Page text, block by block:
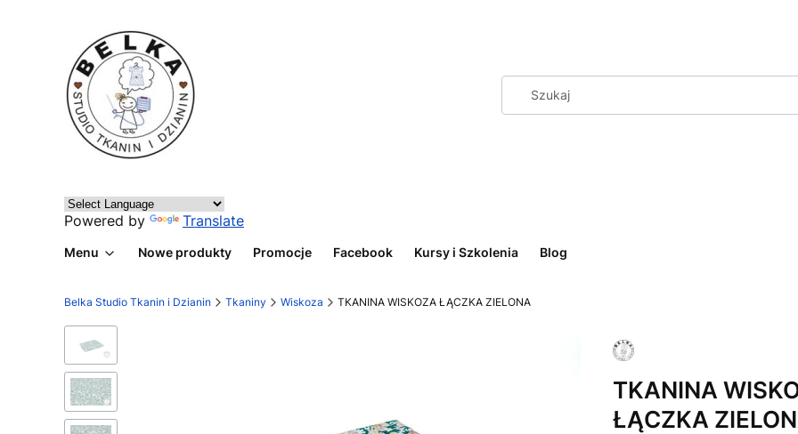
Powered by Translate
Menu Nowe produkty Promocje Facebook Kursy i Szkolenia Blog
Belka Studio Tkanin i Dzianin Tkaniny Wiskoza TKANINA WISKOZA ŁĄCZKA ZIELONA
TKANINA
ŁĄCZKA